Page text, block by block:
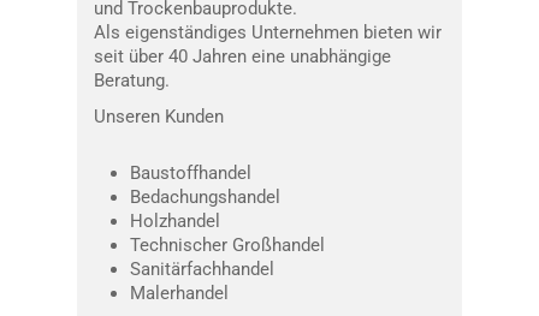
und Trockenbauprodukte.
Als eigenständiges Unternehmen bieten wir
seit über 40 Jahren eine unabhängige
Beratung.
Unseren Kunden
Baustoffhandel
Bedachungshandel
Holzhandel
Technischer Großhandel
Sanitärfachhandel
Malerhandel